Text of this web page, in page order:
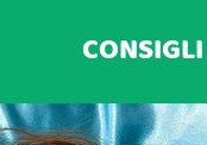
CONSIGLI